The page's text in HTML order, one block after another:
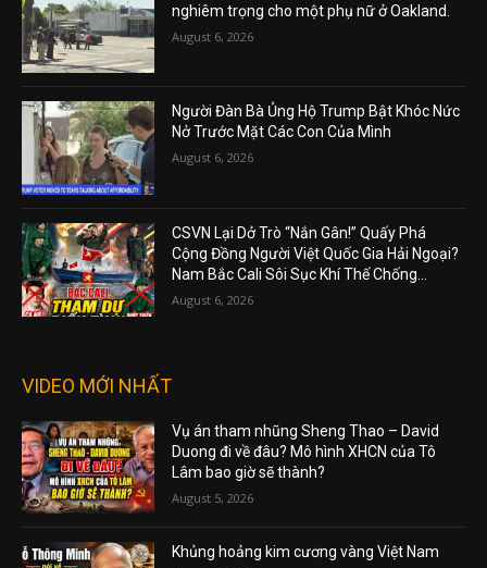
nghiêm trọng cho một phụ nữ ở Oakland.
August 6, 2026
Người Đàn Bà Ủng Hộ Trump Bật Khóc Nức
Nở Trước Mặt Các Con Của Mình
August 6, 2026
CSVN Lại Dở Trò “Nắn Gân!” Quấy Phá
Cộng Đồng Người Việt Quốc Gia Hải Ngoại?
Nam Bắc Cali Sôi Sục Khí Thế Chống...
August 6, 2026
VIDEO MỚI NHẤT
Vụ án tham nhũng Sheng Thao – David
Duong đi về đâu? Mô hình XHCN của Tô
Lâm bao giờ sẽ thành?
August 5, 2026
Khủng hoảng kim cương vàng Việt Nam